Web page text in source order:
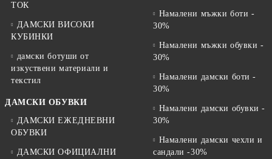
ТОК
ДАМСКИ ВИСОКИ
КУБИНКИ
дамски ботуши от
изкуствени материали и
текстил
ДАМСКИ ОБУВКИ
ДАМСКИ ЕЖЕДНЕВНИ
ОБУВКИ
ДАМСКИ ОФИЦИАЛНИ
Намалени мъжки боти -
30%
Намалени мъжки обувки -
30%
Намалени дамски боти -
30%
Намалени дамски обувки -
30%
Намалени дамски чехли и
сандали -30%